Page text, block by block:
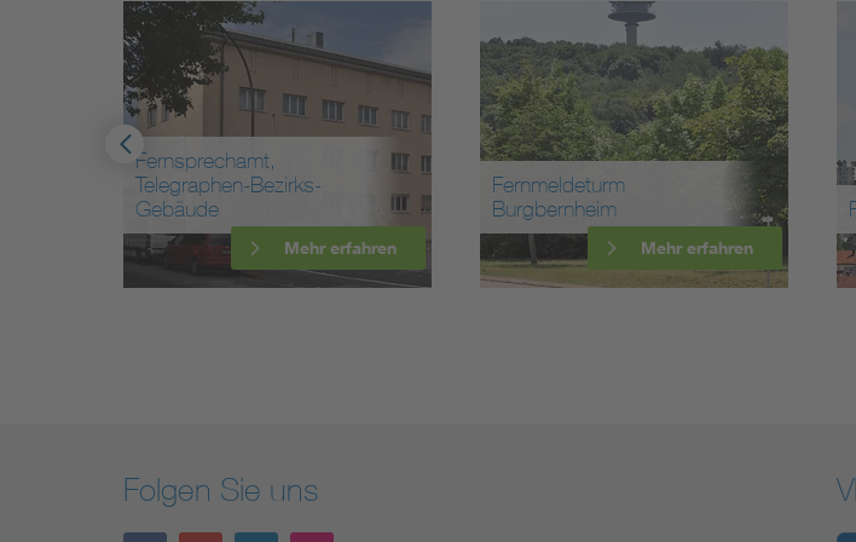
Fernsprechamt,
Telegraphen-Bezirks-
Gebäude
Mehr erfahren
Fernmeldeturm
Burgbernheim
Mehr erfahren
Folgen Sie uns